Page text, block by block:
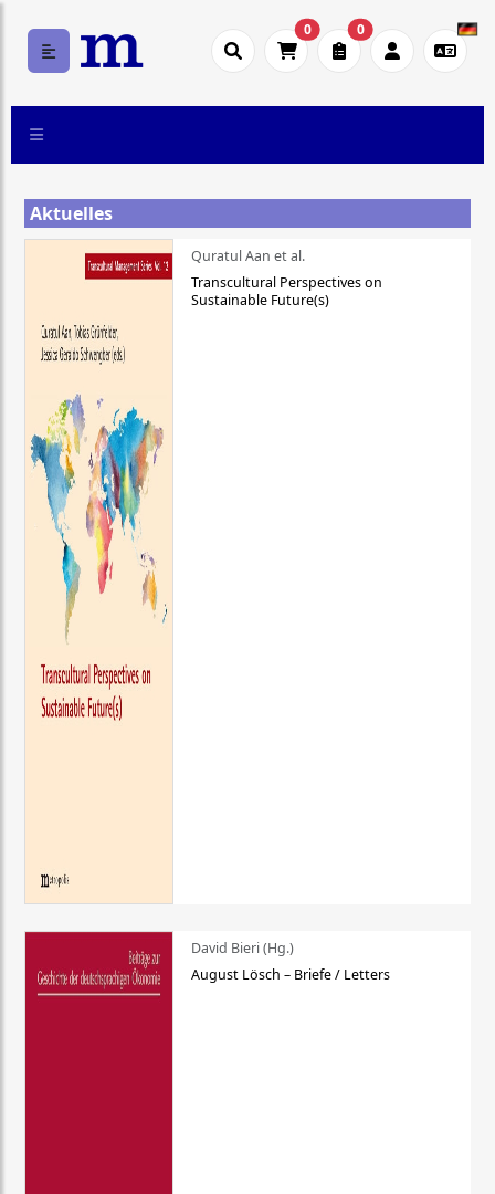
0 0
Aktuelles
Quratul Aan et al.
Transcultural Perspectives on
Sustainable Future(s)
David Bieri (Hg.)
August Lösch – Briefe / Letters